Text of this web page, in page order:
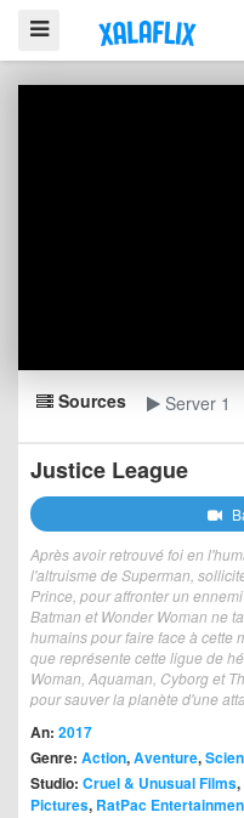
Sources Server 1
Justice League
Après avoir retrouvé foi en
l'altruisme de Superman,
Prince, pour affronter un
Batman et Wonder Woman ne
humains pour faire face à cette
que représente cette ligue de
Woman, Aquaman, Cyborg et
pour sauver la planète d'une
An: 2017
Genre: Action,Aventure,
Studio: Cruel & Unusual Films,
Pictures, RatPac